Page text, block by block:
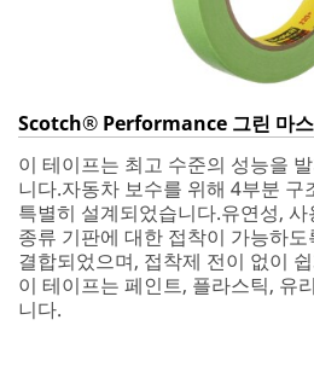
Scotch® Performance 그린 마스
이 테이프는 최고 수준의 성능을
니다.자동차 보수를 위해 4부분 구
특별히 설계되었습니다.유연성,
종류 기판에 대한 접착이 가능하
결합되었으며, 접착제 전이 없이
이 테이프는 페인트, 플라스틱, 유
니다.